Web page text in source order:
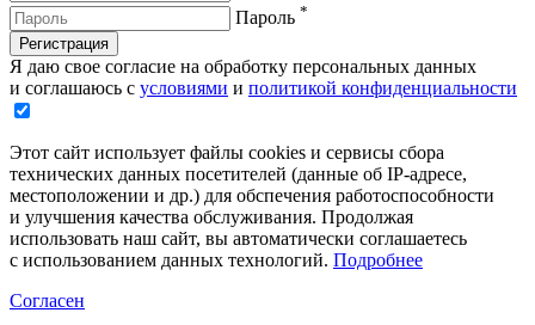
Пароль *
Регистрация
Я даю свое согласие на обработку персональных данных
и соглашаюсь с условиями и политикой конфиденциальности
Этот сайт использует файлы cookies и сервисы сбора
технических данных посетителей (данные об IP-адресе,
местоположении и др.) для обспечения работоспособности
и улучшения качества обслуживания. Продолжая
использовать наш сайт, вы автоматически соглашаетесь
с использованием данных технологий. Подробнее
Согласен